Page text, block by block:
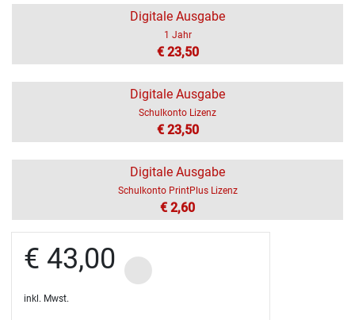
Digitale Ausgabe
1 Jahr
€ 23,50
Digitale Ausgabe
Schulkonto Lizenz
€ 23,50
Digitale Ausgabe
Schulkonto PrintPlus Lizenz
€ 2,60
€ 43,00
inkl. Mwst.